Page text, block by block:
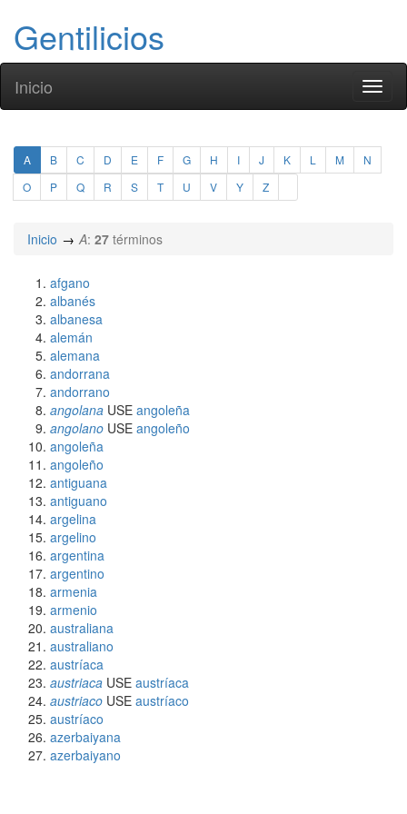
Gentilicios
Inicio
A B C D E F G H I J K L M
N
O
P Q R S T U V Y Z
Inicio A: 27 términos
afgano
albanés
albanesa
alemán
alemana
andorrana
andorrano
angolana USE angoleña
angolano USE angoleño
angoleña
angoleño
antiguana
antiguano
argelina
argelino
argentina
argentino
armenia
armenio
australiana
australiano
austríaca
austriaca USE austríaca
austriaco USE austríaco
austríaco
azerbaiyana
azerbaiyano